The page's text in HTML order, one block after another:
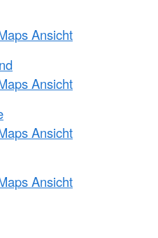
Ansicht
Ansicht
Ansicht
Ansicht